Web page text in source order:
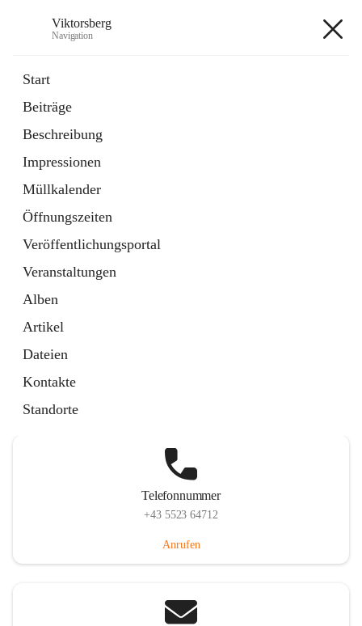
Viktorsberg
Navigation
Start
Beiträge
Beschreibung
Impressionen
Müllkalender
Öffnungszeiten
Veröffentlichungsportal
Veranstaltungen
Alben
Artikel
Dateien
Kontakte
Standorte
1 Schnellzugriff
Bürgerservice
10 Schnellzugriffe
Telefonnummer
+43 5523 64712
Anrufen